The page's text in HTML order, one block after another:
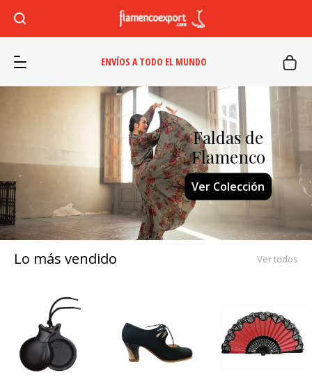
ENVÍOS A TODO EL MUNDO
Faldas de
Flamenco
Ver Colección
Lo más vendido Ver todos